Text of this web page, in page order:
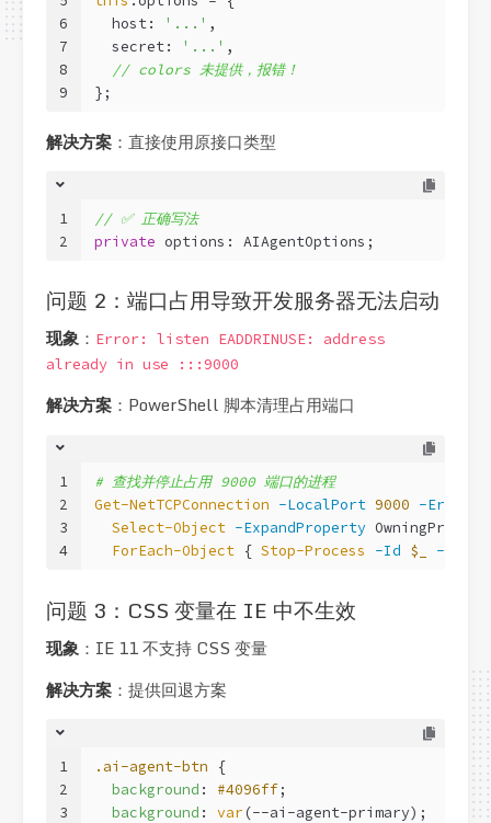
6
7
8
9
  host:
'...' ,
  secret:
'...' ,
// colors 未提供，报错！
};
解决方案 ：直接使用原接口类型
1
2
// ✅ 正确写法
private options: AIAgentOptions;
问题 2：端口占用导致开发服务器无法启动
现象 ： Error: listen EADDRINUSE: address
already in use :::9000
解决方案 ：PowerShell 脚本清理占用端口
1
2
3
4
# 查找并停止占用 9000 端口的进程
Get-NetTCPConnection -LocalPort 9000 -
Select-Object -ExpandProperty
ForEach-Object { Stop-Process -Id $_ -Force
问题 3：CSS 变量在 IE 中不生效
现象 ：IE 11 不支持 CSS 变量
解决方案 ：提供回退方案
1
2
3
.ai-agent-btn {
background : #4096ff;
/*
background : var (--ai-agent-primary);
/*